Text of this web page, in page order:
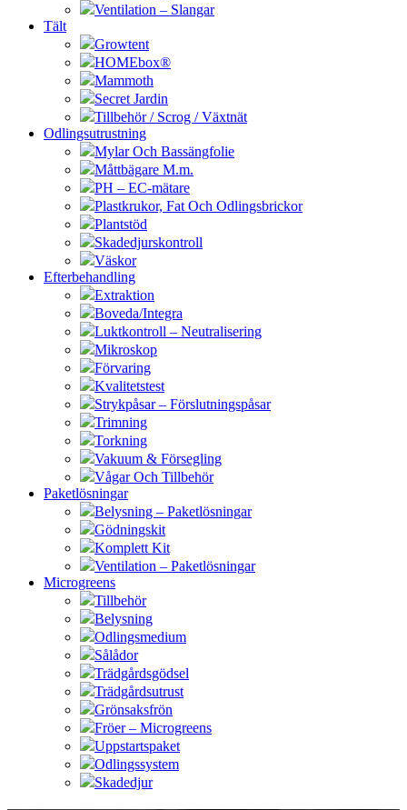
Ventilation – Slangar
Tält
Growtent
HOMEbox®
Mammoth
Secret Jardin
Tillbehör / Scrog / Växtnät
Odlingsutrustning
Mylar Och Bassängfolie
Måttbägare M.m.
PH – EC-mätare
Plastkrukor, Fat Och Odlingsbrickor
Plantstöd
Skadedjurskontroll
Väskor
Efterbehandling
Extraktion
Boveda/Integra
Luktkontroll – Neutralisering
Mikroskop
Förvaring
Kvalitetstest
Strykpåsar – Förslutningspåsar
Trimning
Torkning
Vakuum & Försegling
Vågar Och Tillbehör
Paketlösningar
Belysning – Paketlösningar
Gödningskit
Komplett Kit
Ventilation – Paketlösningar
Microgreens
Tillbehör
Belysning
Odlingsmedium
Sålådor
Trädgårdsgödsel
Trädgårdsutrust
Grönsaksfrön
Fröer – Microgreens
Uppstartspaket
Odlingssystem
Skadedjur